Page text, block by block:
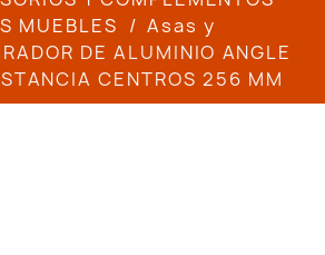
MUEBLES
Asas y
DE ALUMINIO ANGLE
CENTROS 256 MM